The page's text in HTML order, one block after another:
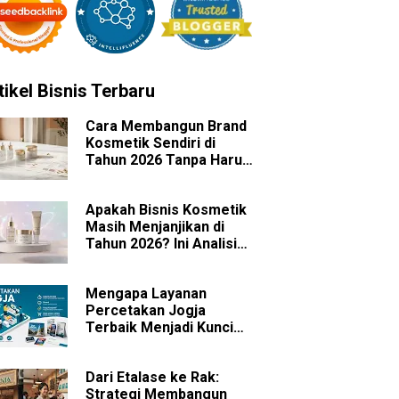
Bisnis Terbaru
Cara Membangun Brand
Kosmetik Sendiri di
Tahun 2026 Tanpa Harus
Apakah Bisnis Kosmetik
Masih Menjanjikan di
Tahun 2026? Ini Analisis
Mengapa Layanan
Percetakan Jogja
Terbaik Menjadi Kunci
Dari Etalase ke Rak:
Strategi Membangun